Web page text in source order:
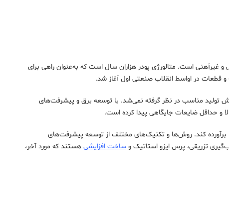
غیرآهنی است. متالورژی پودر هزاران سال است که به‌عنوان راهی برای
و قطعات در اواسط انقلاب صنعتی اول آغاز شد.
روش تولید مناسب در نظر گرفته نمی‌شد. با توسعه برق و پیشرفت‌های
و حداقل ضایعات جایگاهی پیدا کرده است.
برآورده کند. روش‌ها و تکنیک‌های مختلف از توسعه پیشرفت‌های
تزریقی، پرس ایزو استاتیک وساخت افزایشی هستند که مورد آخر،